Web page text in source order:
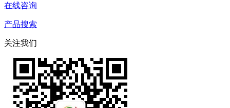
在线咨询
产品搜索
关注我们